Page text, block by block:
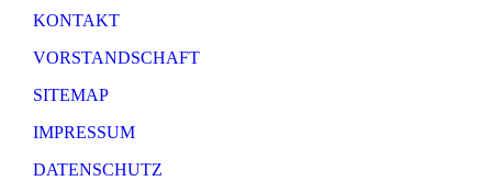
KONTAKT
VORSTANDSCHAFT
SITEMAP
IMPRESSUM
DATENSCHUTZ